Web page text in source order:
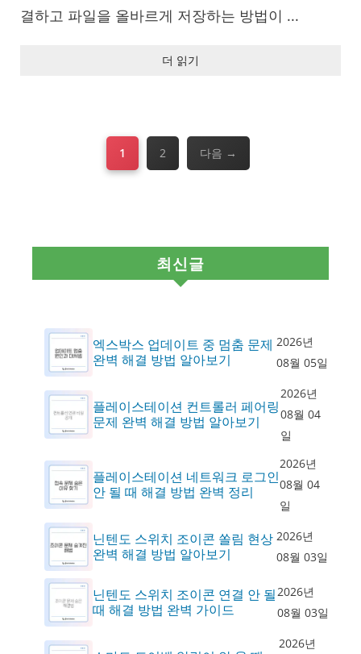
결하고 파일을 올바르게 저장하는 방법이 ...
더 읽기
페
이
1
페
이
2 다음 →
최신글
엑스박스 업데이트 중 멈춤 문제
완벽 해결 방법 알아보기
2026년
08월 05일
플레이스테이션 컨트롤러 페어링
문제 완벽 해결 방법 알아보기
2026년
08월 04
일
플레이스테이션 네트워크 로그인
안 될 때 해결 방법 완벽 정리
2026년
08월 04
일
닌텐도 스위치 조이콘 쏠림 현상
완벽 해결 방법 알아보기
2026년
08월 03일
닌텐도 스위치 조이콘 연결 안 될
때 해결 방법 완벽 가이드
2026년
08월 03일
2026년